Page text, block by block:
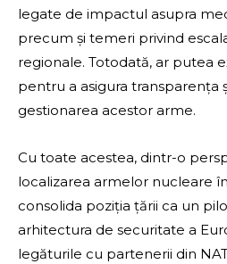
legate de impactul asupra
precum și temeri privind
regionale. Totodată, ar putea
pentru a asigura transparența
gestionarea acestor arme.
Cu toate acestea, dintr-o
localizarea armelor nucleare
consolida poziția țării ca un
arhitectura de securitate a
legăturile cu partenerii din